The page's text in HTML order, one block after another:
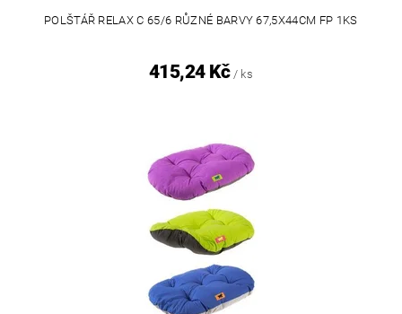
POLŠTÁŘ RELAX C 65/6 RŮZNÉ BARVY 67,5X44CM FP 1KS
415,24 Kč / ks